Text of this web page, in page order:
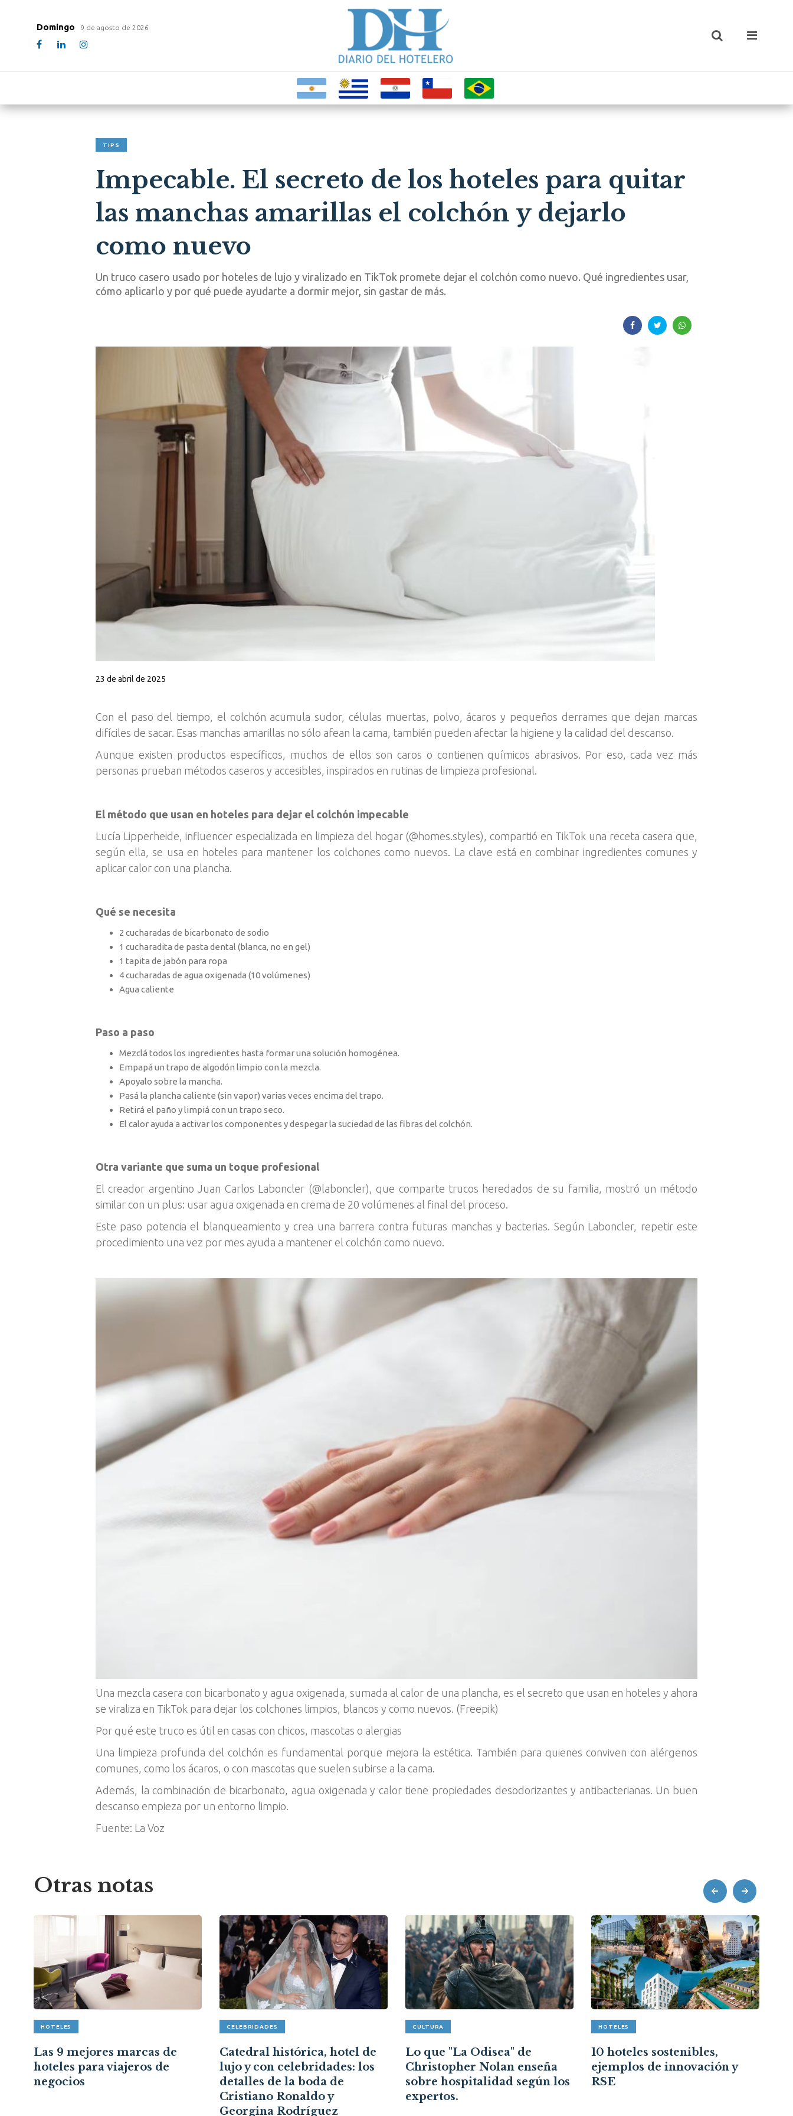
Domingo 9 de agosto de 2026
TIPS
Impecable. El secreto de los hoteles para quitar
las manchas amarillas el colchón y dejarlo
como nuevo
Un truco casero usado por hoteles de lujo y viralizado en TikTok promete dejar el colchón como nuevo. Qué ingredientes usar,
cómo aplicarlo y por qué puede ayudarte a dormir mejor, sin gastar de más.
23 de abril de 2025
Con el paso del tiempo, el colchón acumula sudor, células muertas, polvo, ácaros y pequeños derrames que dejan marcas
difíciles de sacar. Esas manchas amarillas no sólo afean la cama, también pueden afectar la higiene y la calidad del descanso.
Aunque existen productos específicos, muchos de ellos son caros o contienen químicos abrasivos. Por eso, cada vez más
personas prueban métodos caseros y accesibles, inspirados en rutinas de limpieza profesional.
El método que usan en hoteles para dejar el colchón impecable
Lucía Lipperheide, influencer especializada en limpieza del hogar (@homes.styles), compartió en TikTok una receta casera que,
según ella, se usa en hoteles para mantener los colchones como nuevos. La clave está en combinar ingredientes comunes y
aplicar calor con una plancha.
Qué se necesita
2 cucharadas de bicarbonato de sodio
1 cucharadita de pasta dental (blanca, no en gel)
1 tapita de jabón para ropa
4 cucharadas de agua oxigenada (10 volúmenes)
Agua caliente
Paso a paso
Mezclá todos los ingredientes hasta formar una solución homogénea.
Empapá un trapo de algodón limpio con la mezcla.
Apoyalo sobre la mancha.
Pasá la plancha caliente (sin vapor) varias veces encima del trapo.
Retirá el paño y limpiá con un trapo seco.
El calor ayuda a activar los componentes y despegar la suciedad de las fibras del colchón.
Otra variante que suma un toque profesional
El creador argentino Juan Carlos Laboncler (@laboncler), que comparte trucos heredados de su familia, mostró un método
similar con un plus: usar agua oxigenada en crema de 20 volúmenes al final del proceso.
Este paso potencia el blanqueamiento y crea una barrera contra futuras manchas y bacterias. Según Laboncler, repetir este
procedimiento una vez por mes ayuda a mantener el colchón como nuevo.
Una mezcla casera con bicarbonato y agua oxigenada, sumada al calor de una plancha, es el secreto que usan en hoteles y ahora
se viraliza en TikTok para dejar los colchones limpios, blancos y como nuevos. (Freepik)
Por qué este truco es útil en casas con chicos, mascotas o alergias
Una limpieza profunda del colchón es fundamental porque mejora la estética. También para quienes conviven con alérgenos
comunes, como los ácaros, o con mascotas que suelen subirse a la cama.
Además, la combinación de bicarbonato, agua oxigenada y calor tiene propiedades desodorizantes y antibacterianas. Un buen
descanso empieza por un entorno limpio.
Fuente: La Voz
Otras notas
HOTELES
Las 9 mejores marcas de
hoteles para viajeros de
negocios
CELEBRIDADES
Catedral histórica, hotel de
lujo y con celebridades: los
detalles de la boda de
Cristiano Ronaldo y
Georgina Rodríguez
CULTURA
Lo que "La Odisea" de
Christopher Nolan enseña
sobre hospitalidad según los
expertos.
HOTELES
10 hoteles sostenibles,
ejemplos de innovación y
RSE
prev next